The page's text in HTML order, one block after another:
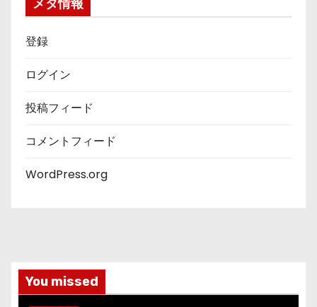
メタ情報
登録
ログイン
投稿フィード
コメントフィード
WordPress.org
You missed